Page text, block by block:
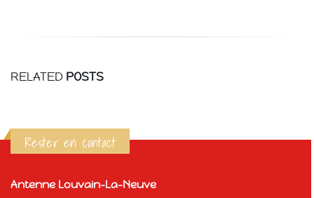
RELATED POSTS
Rester en contact
Antenne Louvain-La-Neuve